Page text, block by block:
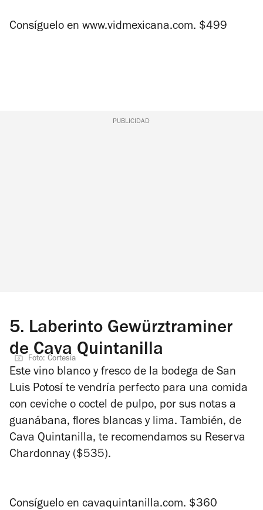
Consíguelo en www.vidmexicana.com. $499
PUBLICIDAD
5. Laberinto Gewürztraminer
de Cava Quintanilla
Foto: Cortesía
Este vino blanco y fresco de la bodega de San
Luis Potosí te vendría perfecto para una comida
con ceviche o coctel de pulpo, por sus notas a
guanábana, flores blancas y lima. También, de
Cava Quintanilla, te recomendamos su Reserva
Chardonnay ($535).
Consíguelo en cavaquintanilla.com. $360